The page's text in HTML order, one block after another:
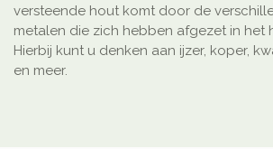
versteende hout komt door de
metalen die zich hebben afgezet in het
Hierbij kunt u denken aan ijzer, koper,
en meer.